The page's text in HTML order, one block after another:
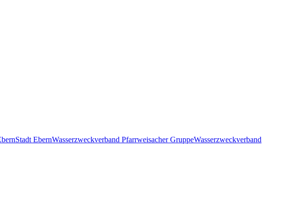
Stadt EbernWasserzweckverband Pfarrweisacher GruppeWasserzweckverband